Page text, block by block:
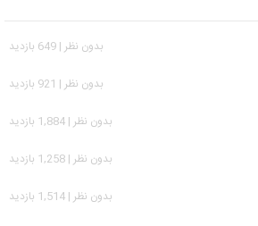
بدون نظر | 649 بازدید
بدون نظر | 921 بازدید
بدون نظر | 1,884 بازدید
بدون نظر | 1,258 بازدید
بدون نظر | 1,514 بازدید